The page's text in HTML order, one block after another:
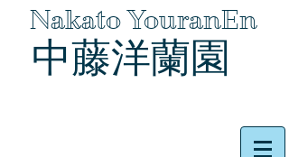
Nakato YouranEn
中藤洋蘭園